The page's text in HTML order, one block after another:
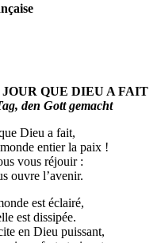
QUE DIEU A FAIT
den Gott gemacht
Dieu a fait,
entier la paix !
vous réjouir :
ouvre l’avenir.
est éclairé,
est dissipée.
en Dieu puissant,